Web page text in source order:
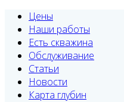
Цены
Наши работы
Есть скважина
Обслуживание
Статьи
Новости
Карта глубин